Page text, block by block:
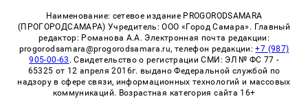
Наименование: сетевое издание PROGORODSAMARA
(ПРОГОРОДСАМАРА) Учредитель: ООО «Город Самара». Главный
редактор: Романова А.А. Электронная почта редакции:
progorodsamara@progorodsamara.ru, телефон редакции:+7 (987)
905-00-63 . Свидетельство о регистрации СМИ: ЭЛ № ФС 77 -
65325 от 12 апреля 2016г. выдано Федеральной службой по
надзору в сфере связи, информационных технологий и массовых
коммуникаций. Возрастная категория сайта 16+